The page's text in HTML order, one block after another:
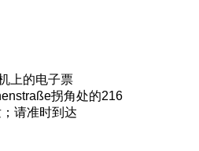
上的电子票
拐角处的216
请准时到达